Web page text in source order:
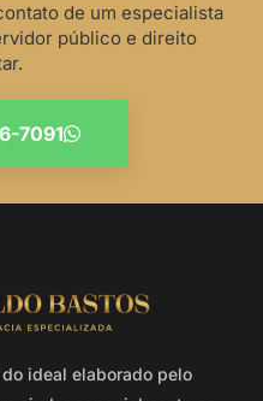
de um especialista
público e direito
7091
ideal elaborado pelo